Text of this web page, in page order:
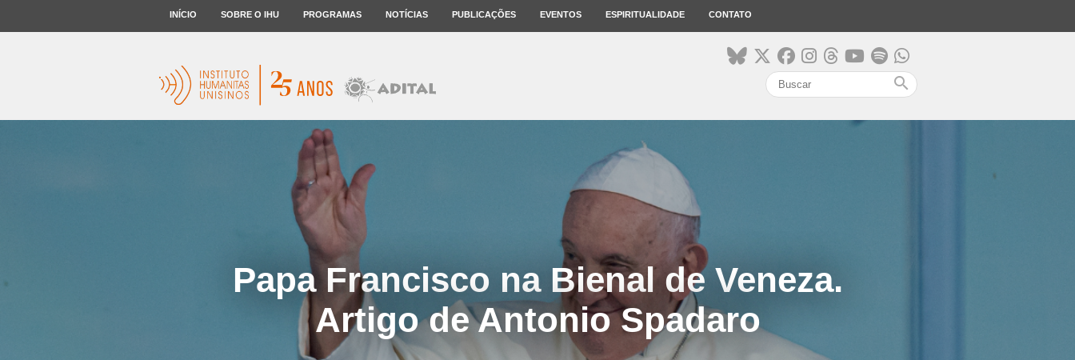
INÍCIO SOBRE O IHU PROGRAMAS NOTÍCIAS PUBLICAÇÕES EVENTOS ESPIRITUALIDADE CONTATO
search
Papa Francisco na Bienal de Veneza.
Artigo de Antonio Spadaro